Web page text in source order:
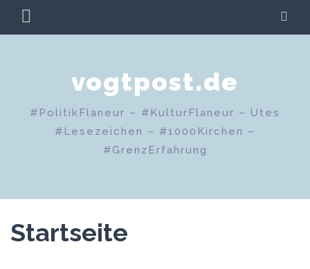
Zum
Inhalt MENÜ
vogtpost.de
#PolitikFlaneur – #KulturFlaneur – Utes
#Lesezeichen – #1000Kirchen –
#GrenzErfahrung
Startseite